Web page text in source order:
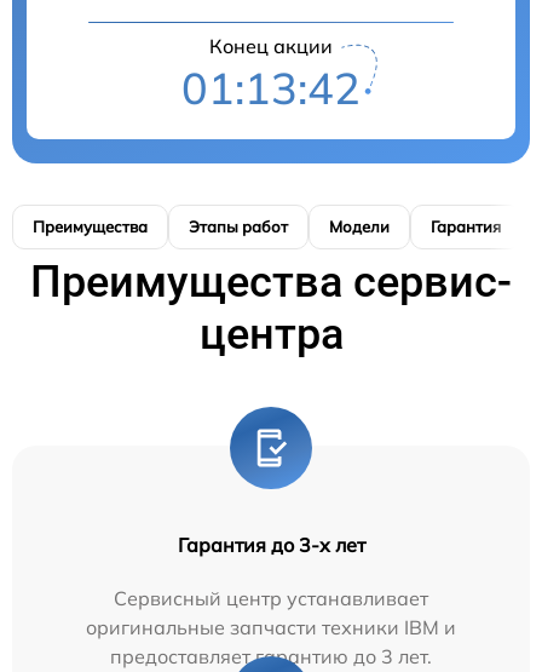
Конец акции
01:13:41
Преимущества Этапы работ Модели Гарантия
Преимущества сервис-
центра
Гарантия до 3-х лет
Сервисный центр устанавливает
оригинальные запчасти техники IBM и
предоставляет гарантию до 3 лет.